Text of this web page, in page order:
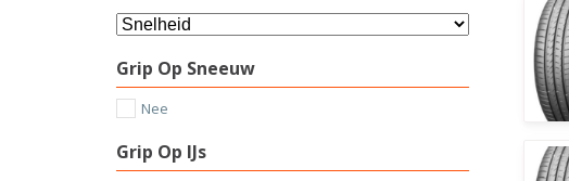
Grip Op Sneeuw
Nee
Grip Op IJs